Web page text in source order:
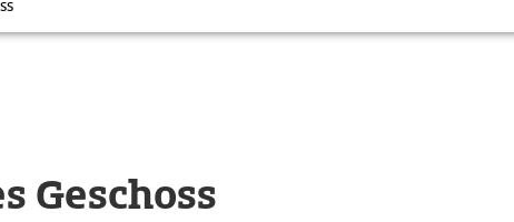
Geschoss